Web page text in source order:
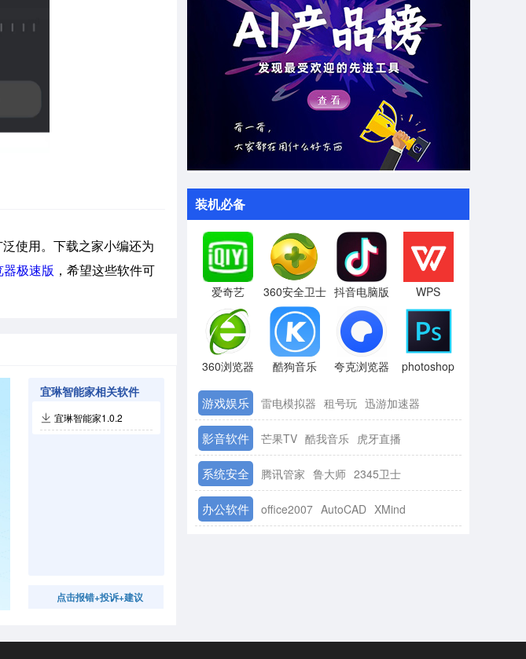
使用。下载之家小编还为
极速版 ，希望这些软件可
宜琳智能家相关软件
宜琳智能家1.0.2
点击报错+投诉+建议
装机必备
爱奇艺 360安全卫士 抖音电脑版 WPS
360浏览器 酷狗音乐 夸克浏览器 photoshop
游戏娱乐 雷电模拟器 租号玩 迅游加速器
影音软件 芒果TV 酷我音乐 虎牙直播
系统安全 腾讯管家 鲁大师 2345卫士
办公软件 office2007 AutoCAD XMind